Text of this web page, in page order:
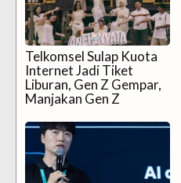
Telkomsel Sulap Kuota
Internet Jadi Tiket
Liburan, Gen Z Gempar,
Manjakan Gen Z